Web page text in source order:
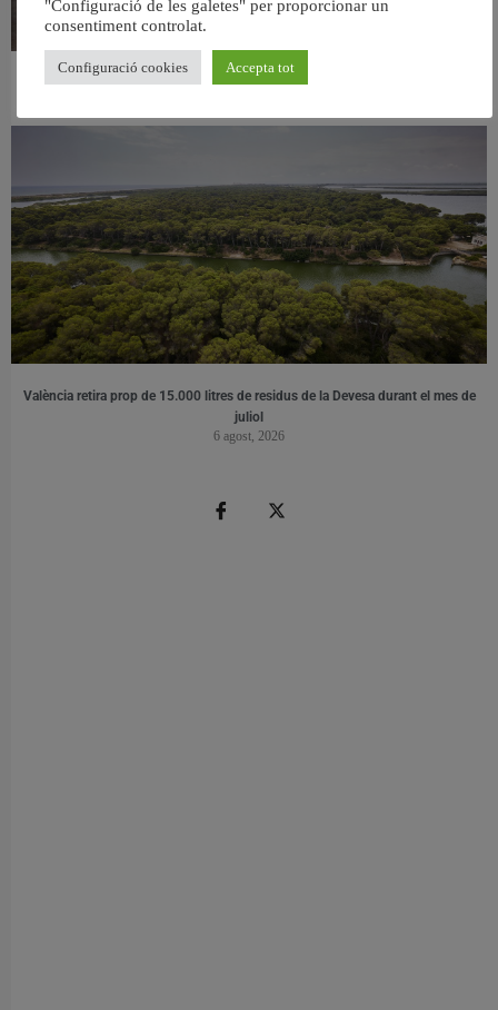
València ultima el nou centre per a persones majors del barri de Sant Antoni
València retira prop de 15.000 litres de residus de la Devesa durant el mes de
juliol
6 agost, 2026
"Configuració de les galetes" per proporcionar un
consentiment controlat.
Configuració cookies Accepta tot